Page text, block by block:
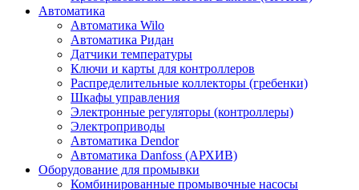
Автоматика
Автоматика Wilo
Автоматика Ридан
Датчики температуры
Ключи и карты для контроллеров
Распределительные коллекторы (гребенки)
Шкафы управления
Электронные регуляторы (контроллеры)
Электроприводы
Автоматика Dendor
Автоматика Danfoss (АРХИВ)
Оборудование для промывки
Комбинированные промывочные насосы